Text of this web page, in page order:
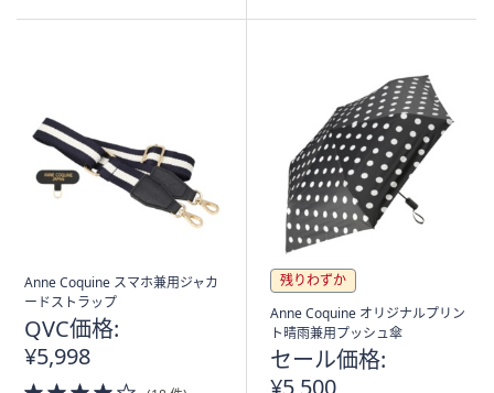
Anne Coquine スマホ兼用ジャカ
ードストラップ
QVC価格:
¥5,998
4.0
残りわずか
Anne Coquine オリジナルプリン
ト晴雨兼用プッシュ傘
セール価格:
¥5,500